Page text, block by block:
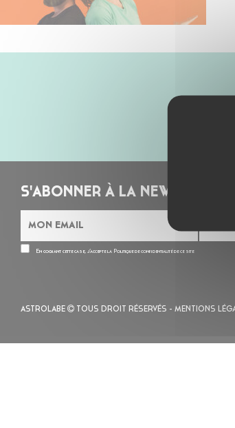
S'ABONNER À LA NEWSLETTER
En cochant cette case, j’accepte la Politique de confidentialitéde ce site
ASTROLABE TOUS DROIT RÉSERVÉS - MENTIONS